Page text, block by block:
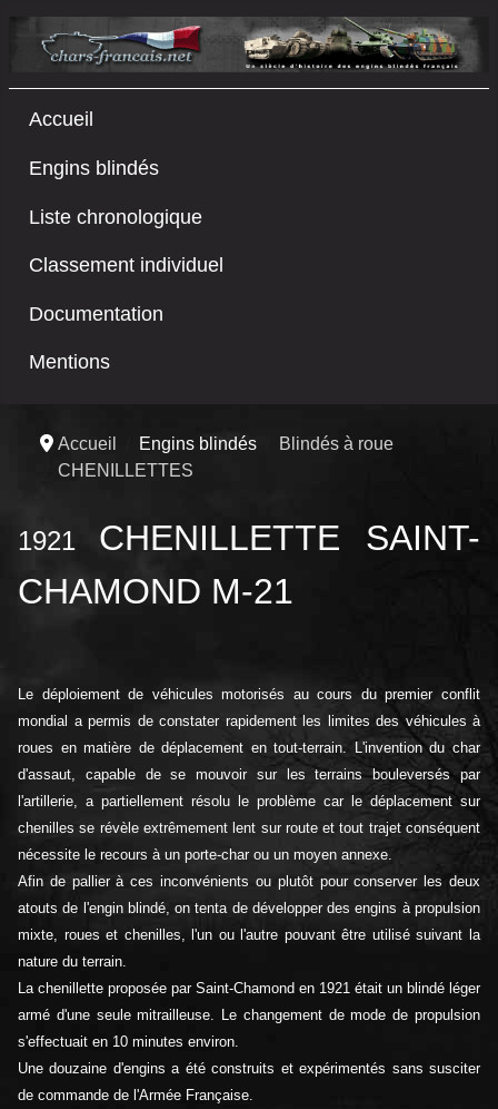
Accueil
Engins blindés
Liste chronologique
Classement individuel
Documentation
Mentions
Accueil Engins blindés
Blindés à roue
CHENILLETTES
1921 CHENILLETTE SAINT-
CHAMOND M-21
Le déploiement de véhicules motorisés au cours du premier conflit
mondial a permis de constater rapidement les limites des véhicules à
roues en matière de déplacement en tout-terrain. L'invention du char
d'assaut, capable de se mouvoir sur les terrains bouleversés par
l'artillerie, a partiellement résolu le problème car le déplacement sur
chenilles se révèle extrêmement lent sur route et tout trajet conséquent
nécessite le recours à un porte-char ou un moyen annexe.
Afin de pallier à ces inconvénients ou plutôt pour conserver les deux
atouts de l'engin blindé, on tenta de développer des engins à propulsion
mixte, roues et chenilles, l'un ou l'autre pouvant être utilisé suivant la
nature du terrain.
La chenillette proposée par Saint-Chamond en 1921 était un blindé léger
armé d'une seule mitrailleuse. Le changement de mode de propulsion
s'effectuait en 10 minutes environ.
Une douzaine d'engins a été construits et expérimentés sans susciter
de commande de l'Armée Française.